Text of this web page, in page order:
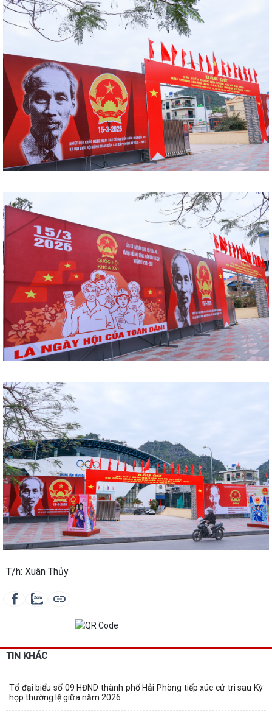
T/h: Xuân Thủy
TIN KHÁC
Tổ đại biểu số 09 HĐND thành phố Hải Phòng tiếp xúc cử tri sau Kỳ
họp thường lệ giữa năm 2026